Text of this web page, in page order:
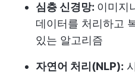
심층 신경망: 이미지
데이터를 처리하고
있는 알고리즘
자연어 처리(NLP):